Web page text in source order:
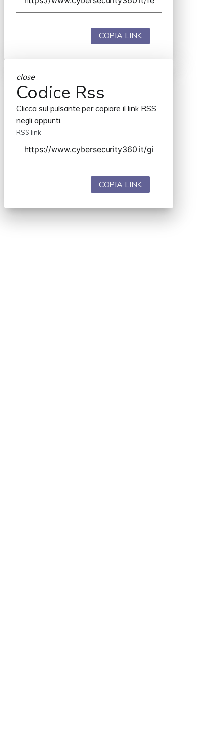
COPIA LINK
close
Codice Rss
Clicca sul pulsante per copiare il link RSS
negli appunti.
RSS link
COPIA LINK